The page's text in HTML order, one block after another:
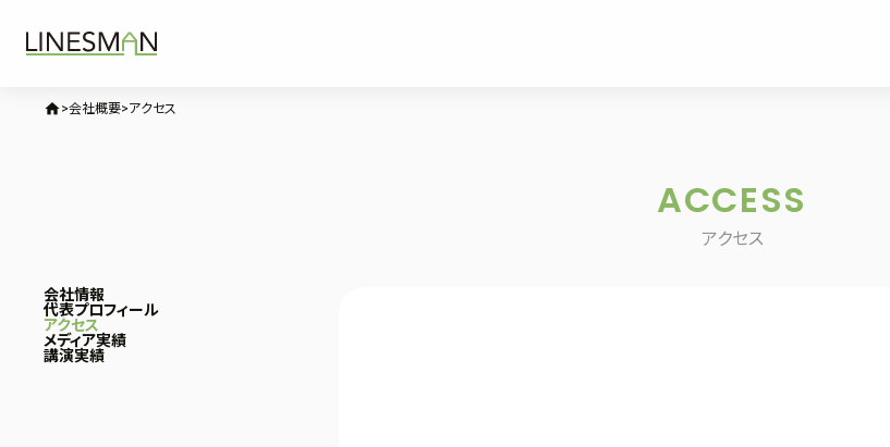
home 会社概要 アクセス
ACCESS
アクセス
会社情報
代表プロフィール
アクセス
メディア実績
講演実績